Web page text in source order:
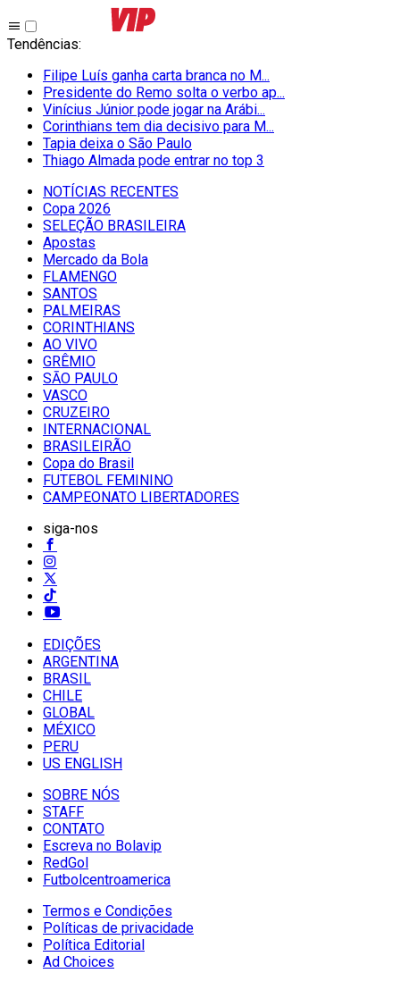
Tendências:
Filipe Luís ganha carta branca no M...
Presidente do Remo solta o verbo ap...
Vinícius Júnior pode jogar na Arábi...
Corinthians tem dia decisivo para M...
Tapia deixa o São Paulo
Thiago Almada pode entrar no top 3
NOTÍCIAS RECENTES
Copa 2026
SELEÇÃO BRASILEIRA
Apostas
Mercado da Bola
FLAMENGO
SANTOS
PALMEIRAS
CORINTHIANS
AO VIVO
GRÊMIO
SĀO PAULO
VASCO
CRUZEIRO
INTERNACIONAL
BRASILEIRÃO
Copa do Brasil
FUTEBOL FEMININO
CAMPEONATO LIBERTADORES
siga-nos
EDIÇÕES
ARGENTINA
BRASIL
CHILE
GLOBAL
MÉXICO
PERU
US ENGLISH
SOBRE NÓS
STAFF
CONTATO
Escreva no Bolavip
RedGol
Futbolcentroamerica
Termos e Condições
Políticas de privacidade
Política Editorial
Ad Choices